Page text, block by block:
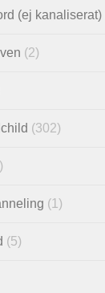
(ej kanaliserat)
(2)
(302)
(1)
(5)